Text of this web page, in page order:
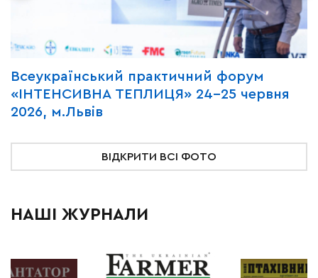
Всеукраїнський практичний форум
«ІНТЕНСИВНА ТЕПЛИЦЯ» 24-25 червня
2026, м.Львів
ВІДКРИТИ ВСІ ФОТО
НАШІ ЖУРНАЛИ